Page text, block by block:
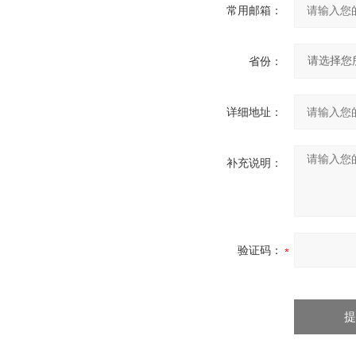
常用邮箱：
省份：
详细地址：
补充说明：
验证码：